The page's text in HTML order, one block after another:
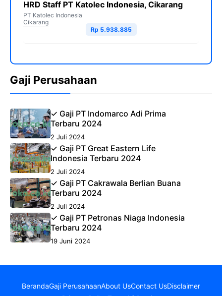
HRD Staff PT Katolec Indonesia, Cikarang
PT Katolec Indonesia
Cikarang
Rp 5.938.885
Gaji Perusahaan
✓ Gaji PT Indomarco Adi Prima
Terbaru 2024
2 Juli 2024
✓ Gaji PT Great Eastern Life
Indonesia Terbaru 2024
2 Juli 2024
✓ Gaji PT Cakrawala Berlian Buana
Terbaru 2024
2 Juli 2024
✓ Gaji PT Petronas Niaga Indonesia
Terbaru 2024
19 Juni 2024
BerandaGaji PerusahaanAbout UsContact UsDisclaimer